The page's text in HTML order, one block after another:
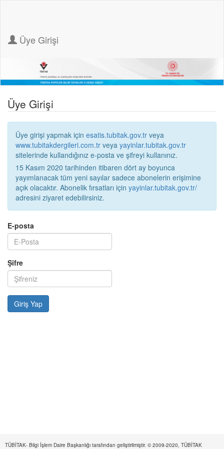
Üye Girişi
Üye Girişi
Üye girişi yapmak için esatis.tubitak.gov.tr veya
www.tubitakdergileri.com.tr veya yayinlar.tubitak.gov.tr
sitelerinde kullandığınız e-posta ve şifreyi kullanınız.
15 Kasım 2020 tarihinden itibaren dört ay boyunca
yayımlanacak tüm yeni sayılar sadece abonelerin erişimine
açık olacaktır. Abonelik fırsatları için yayinlar.tubitak.gov.tr/
adresini ziyaret edebilirsiniz.
E-posta
Şifre
TÜBİTAK- Bilgi İşlem Daire Başkanlığı tarafından geliştirilmiştir. © 2009-2020, TÜBİTAK